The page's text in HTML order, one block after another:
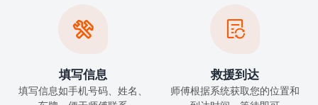

填写信息
填写信息如手机号码、姓名、

救援到达
师傅根据系统获取您的位置和